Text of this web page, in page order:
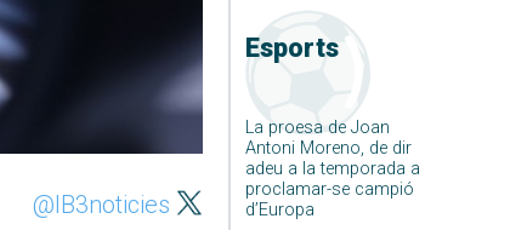
Esports
La proesa de Joan
Antoni Moreno, de dir
adeu a la temporada a
proclamar-se campió
d’Europa
@IB3noticies